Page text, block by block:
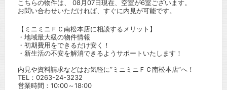
こちらの物件は、 08月07日現在、空室が6室ございます。
お問い合わせいただければ、すぐに内見が可能です。
【ミニミニＦＣ南松本店に相談するメリット】
・地域最大級の物件情報
・初期費用をできるだけ安く！
・新生活の不安を解消できるようサポートいたします！
内見や資料請求などはお気軽に”ミニミニＦＣ南松本店”へ！
TEL： 0263-24-3232
営業時間：10:00～18:00